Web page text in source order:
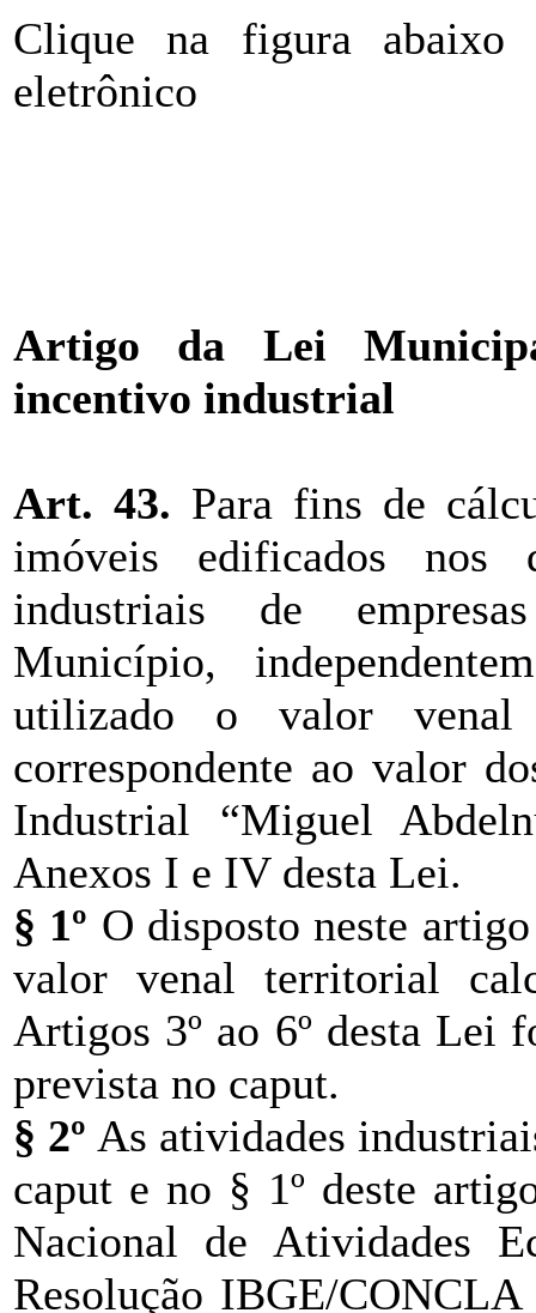
Clique na figura abaixo
eletrônico
Artigo da Lei
incentivo industrial
Art. 43. Para fins de
imóveis edificados nos
industriais de
Município,
utilizado o valor venal
correspondente ao valor
Industrial “Miguel
Anexos I e IV desta Lei.
§ 1º O disposto neste
valor venal territorial
Artigos 3º ao 6º desta
prevista no caput.
§ 2º As atividades
caput e no § 1º deste
Nacional de Atividades
Resolução IBGE/